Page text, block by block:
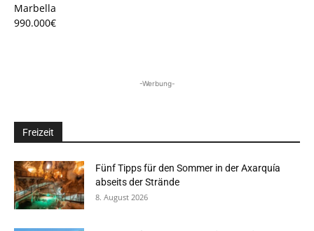
Marbella
990.000€
-Werbung-
Freizeit
Fünf Tipps für den Sommer in der Axarquía
abseits der Strände
8. August 2026